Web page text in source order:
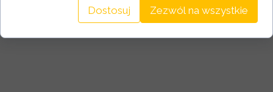
Dostosuj Zezwól na wszystkie